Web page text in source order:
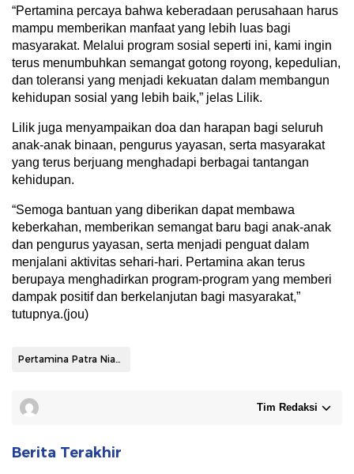
“Pertamina percaya bahwa keberadaan perusahaan harus
mampu memberikan manfaat yang lebih luas bagi
masyarakat. Melalui program sosial seperti ini, kami ingin
terus menumbuhkan semangat gotong royong, kepedulian,
dan toleransi yang menjadi kekuatan dalam membangun
kehidupan sosial yang lebih baik,” jelas Lilik.
Lilik juga menyampaikan doa dan harapan bagi seluruh
anak-anak binaan, pengurus yayasan, serta masyarakat
yang terus berjuang menghadapi berbagai tantangan
kehidupan.
“Semoga bantuan yang diberikan dapat membawa
keberkahan, memberikan semangat baru bagi anak-anak
dan pengurus yayasan, serta menjadi penguat dalam
menjalani aktivitas sehari-hari. Pertamina akan terus
berupaya menghadirkan program-program yang memberi
dampak positif dan berkelanjutan bagi masyarakat,”
tutupnya.(jou)
Pertamina Patra Niaga Sulawesi
Tim Redaksi
Berita Terakhir